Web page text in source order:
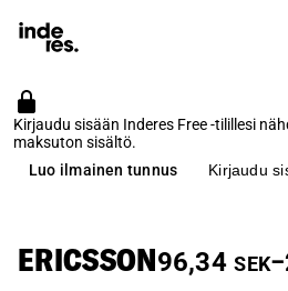
Kirjaudu sisään Inderes Free -tilillesi
maksuton sisältö.
Luo ilmainen tunnus
Kirjaudu
ERICSSON96,34 SEK